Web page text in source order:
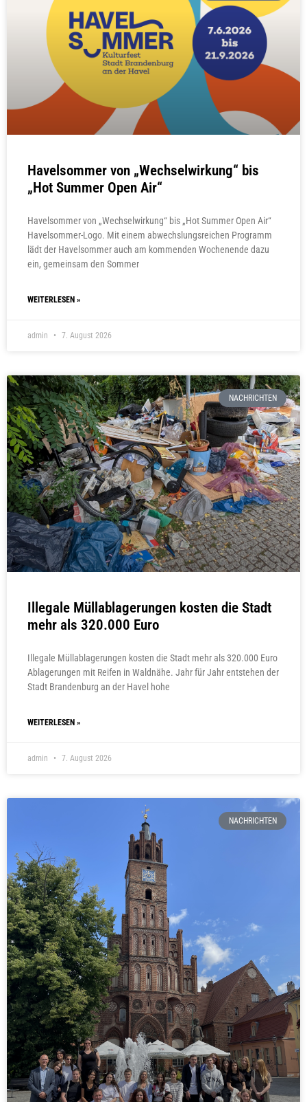
Havelsommer von „Wechselwirkung“ bis
„Hot Summer Open Air“
Havelsommer von „Wechselwirkung“ bis „Hot Summer Open Air“
Havelsommer-Logo. Mit einem abwechslungsreichen Programm
lädt der Havelsommer auch am kommenden Wochenende dazu
ein, gemeinsam den Sommer
WEITERLESEN »
admin 7. August 2026
NACHRICHTEN
Illegale Müllablagerungen kosten die Stadt
mehr als 320.000 Euro
Illegale Müllablagerungen kosten die Stadt mehr als 320.000 Euro
Ablagerungen mit Reifen in Waldnähe. Jahr für Jahr entstehen der
Stadt Brandenburg an der Havel hohe
WEITERLESEN »
admin 7. August 2026
NACHRICHTEN